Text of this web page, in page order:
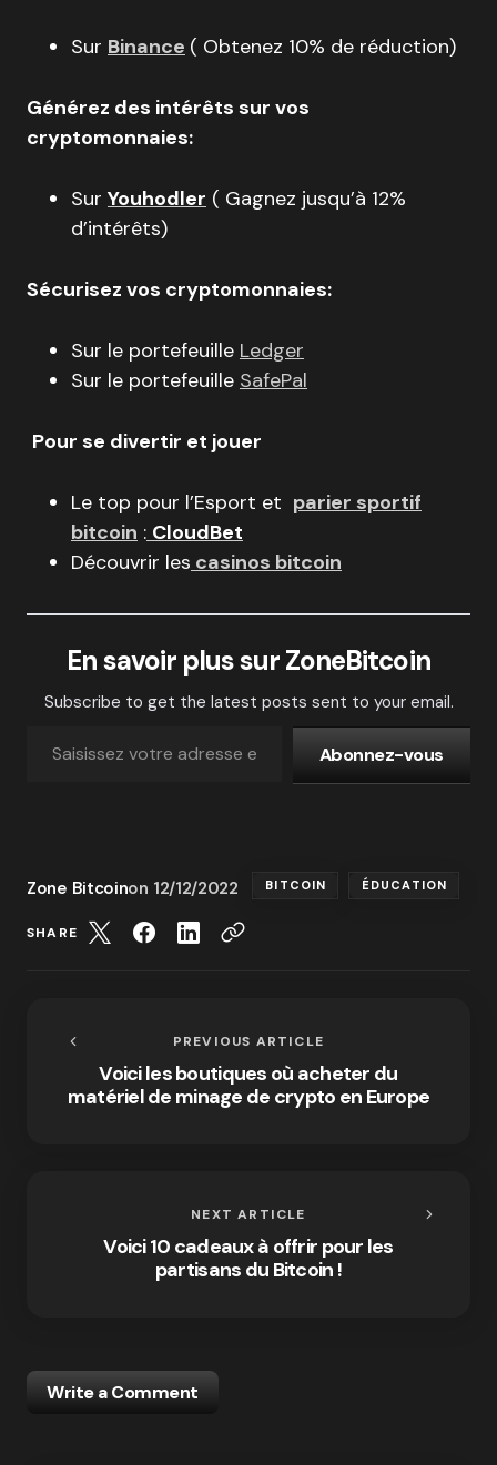
Sur Binance ( Obtenez 10% de réduction)
Générez des intérêts sur vos
cryptomonnaies:
Sur Youhodler ( Gagnez jusqu’à 12%
d’intérêts)
Sécurisez vos cryptomonnaies:
Sur le portefeuille Ledger
Sur le portefeuille SafePal
Pour se divertir et jouer
Le top pour l’Esport et parier sportif
bitcoin : CloudBet
Découvrir les casinos bitcoin
En savoir plus sur ZoneBitcoin
Subscribe to get the latest posts sent to your email.
Abonnez-vous
Zone Bitcoinon 12/12/2022 BITCOIN ÉDUCATION
SHARE
PREVIOUS ARTICLE
Voici les boutiques où acheter du
matériel de minage de crypto en Europe
NEXT ARTICLE
Voici 10 cadeaux à offrir pour les
partisans du Bitcoin !
Write a Comment